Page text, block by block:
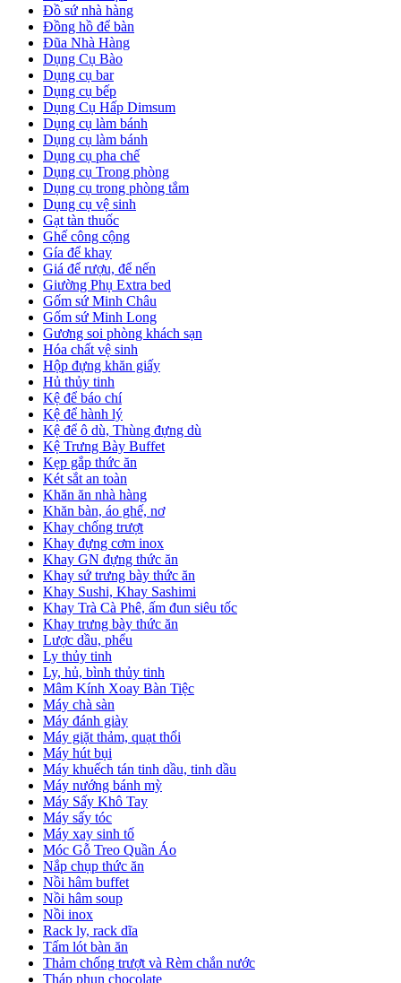
Đồ sứ nhà hàng
Đồng hồ để bàn
Đũa Nhà Hàng
Dụng Cụ Bào
Dụng cụ bar
Dụng cụ bếp
Dụng Cụ Hấp Dimsum
Dụng cụ làm bánh
Dụng cụ làm bánh
Dụng cụ pha chế
Dụng cụ Trong phòng
Dụng cụ trong phòng tắm
Dụng cụ vệ sinh
Gạt tàn thuốc
Ghế công cộng
Gía để khay
Giá để rượu, để nến
Giường Phụ Extra bed
Gốm sứ Minh Châu
Gốm sứ Minh Long
Gương soi phòng khách sạn
Hóa chất vệ sinh
Hộp đựng khăn giấy
Hủ thủy tinh
Kệ để báo chí
Kệ để hành lý
Kệ để ô dù, Thùng đựng dù
Kệ Trưng Bày Buffet
Kẹp gắp thức ăn
Két sắt an toàn
Khăn ăn nhà hàng
Khăn bàn, áo ghế, nơ
Khay chống trượt
Khay đựng cơm inox
Khay GN đựng thức ăn
Khay sứ trưng bày thức ăn
Khay Sushi, Khay Sashimi
Khay Trà Cà Phê, ấm đun siêu tốc
Khay trưng bày thức ăn
Lược dầu, phểu
Ly thủy tinh
Ly, hủ, bình thủy tinh
Mâm Kính Xoay Bàn Tiệc
Máy chà sàn
Máy đánh giày
Máy giặt thảm, quạt thổi
Máy hút bụi
Máy khuếch tán tinh dầu, tinh dầu
Máy nướng bánh mỳ
Máy Sấy Khô Tay
Máy sấy tóc
Máy xay sinh tố
Móc Gỗ Treo Quần Áo
Nắp chụp thức ăn
Nồi hâm buffet
Nồi hâm soup
Nồi inox
Rack ly, rack dĩa
Tấm lót bàn ăn
Thảm chống trượt và Rèm chắn nước
Tháp phun chocolate